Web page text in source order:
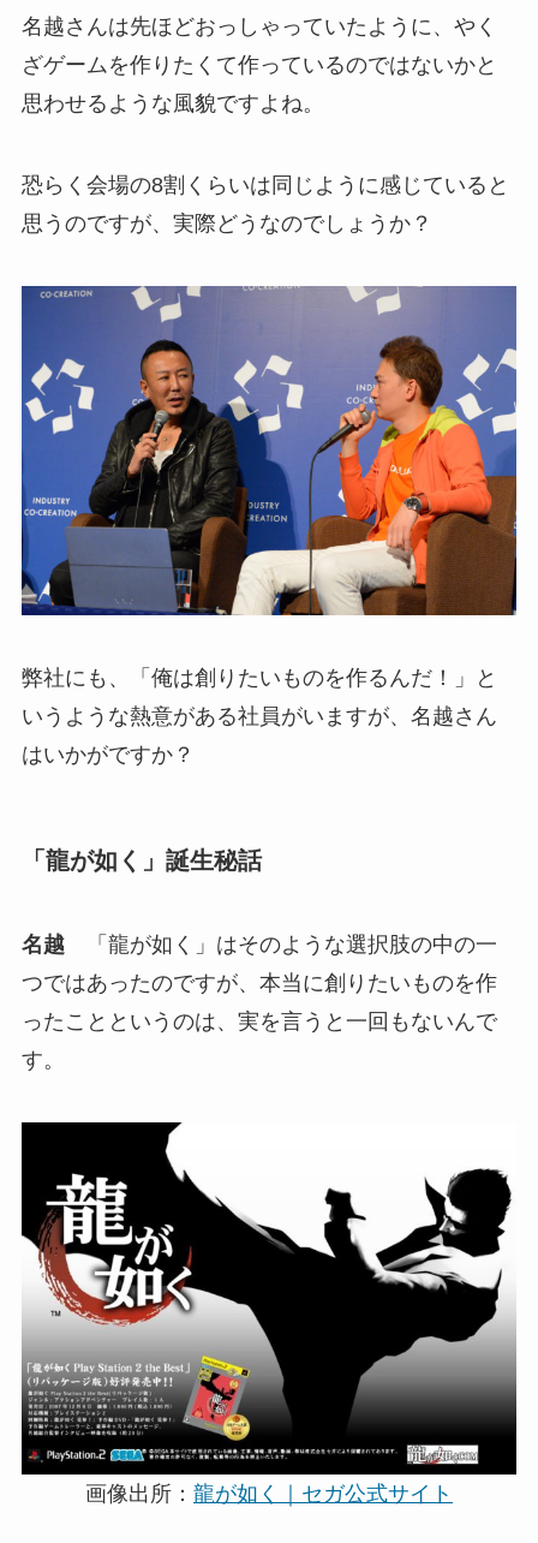
名越さんは先ほどおっしゃっていたように、やく
ざゲームを作りたくて作っているのではないかと
思わせるような風貌ですよね。
恐らく会場の8割くらいは同じように感じていると
思うのですが、実際どうなのでしょうか？
弊社にも、「俺は創りたいものを作るんだ！」と
いうような熱意がある社員がいますが、名越さん
はいかがですか？
「龍が如く」誕生秘話
名越「龍が如く」はそのような選択肢の中の一
つではあったのですが、本当に創りたいものを作
ったことというのは、実を言うと一回もないんで
す。
画像出所： 龍が如く｜セガ公式サイト